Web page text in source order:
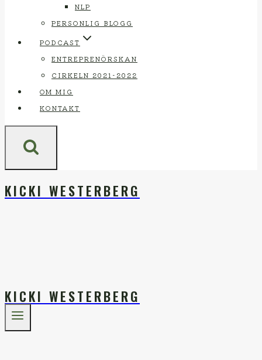
NLP
PERSONLIG BLOGG
PODCAST
ENTREPRENÖRSKAN
CIRKELN 2021-2022
OM MIG
KONTAKT
KICKI WESTERBERG
KICKI WESTERBERG